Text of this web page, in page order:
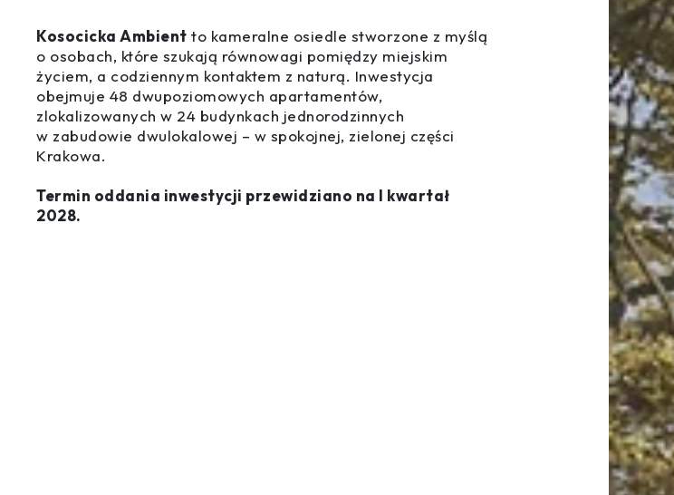
Kosocicka Ambient to kameralne osiedle stworzone z myślą
o osobach, które szukają równowagi pomiędzy miejskim
życiem, a codziennym kontaktem z naturą. Inwestycja
obejmuje 48 dwupoziomowych apartamentów,
zlokalizowanych w 24 budynkach jednorodzinnych
w zabudowie dwulokalowej – w spokojnej, zielonej części
Krakowa.
Termin oddania inwestycji przewidziano na I kwartał
2028.